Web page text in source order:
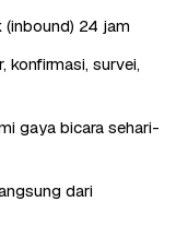
(inbound) 24 jam
konfirmasi, survei,
gaya bicara sehari-
dari